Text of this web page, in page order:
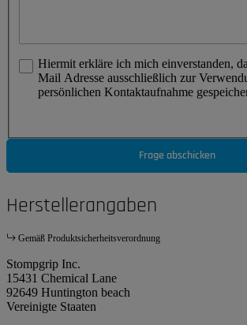
Hiermit erkläre ich mich einverstanden,
Mail Adresse ausschließlich zur
persönlichen Kontaktaufnahme
Frage abschicken
Herstellerangaben
Gemäß Produktsicherheitsverordnung
Stompgrip Inc.
15431 Chemical Lane
92649 Huntington beach
Vereinigte Staaten